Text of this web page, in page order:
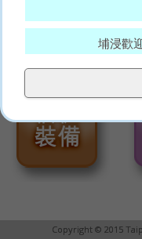
Copyright © 2015
埔浸歡
願賜平安的神，常和你